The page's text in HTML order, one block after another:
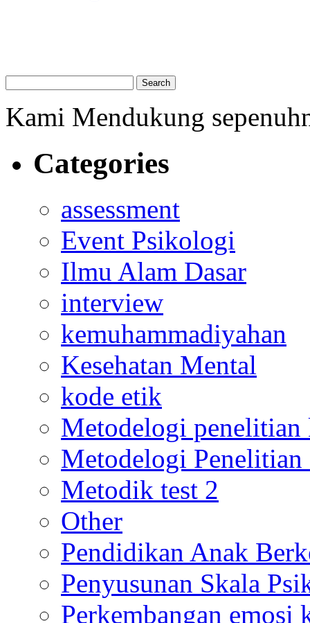
Kami Mendukung
Categories
assessment
Event Psikologi
Ilmu Alam Dasar
interview
kemuhammadiyahan
Kesehatan Mental
kode etik
Metodelogi
Metodelogi
Metodik test 2
Other
Pendidikan Anak
Penyusunan Skala
Perkembangan emosi